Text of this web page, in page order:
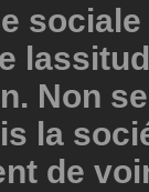
Non
la
de